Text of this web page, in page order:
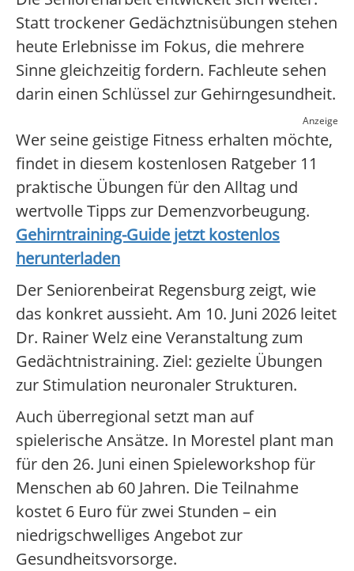
Statt trockener Gedächztnisübungen stehen
heute Erlebnisse im Fokus, die mehrere
Sinne gleichzeitig fordern. Fachleute sehen
darin einen Schlüssel zur Gehirngesundheit.
Anzeige
Wer seine geistige Fitness erhalten möchte,
findet in diesem kostenlosen Ratgeber 11
praktische Übungen für den Alltag und
wertvolle Tipps zur Demenzvorbeugung.
Gehirntraining-Guide jetzt kostenlos
herunterladen
Der Seniorenbeirat Regensburg zeigt, wie
das konkret aussieht. Am 10. Juni 2026 leitet
Dr. Rainer Welz eine Veranstaltung zum
Gedächtnistraining. Ziel: gezielte Übungen
zur Stimulation neuronaler Strukturen.
Auch überregional setzt man auf
spielerische Ansätze. In Morestel plant man
für den 26. Juni einen Spieleworkshop für
Menschen ab 60 Jahren. Die Teilnahme
kostet 6 Euro für zwei Stunden – ein
niedrigschwelliges Angebot zur
Gesundheitsvorsorge.